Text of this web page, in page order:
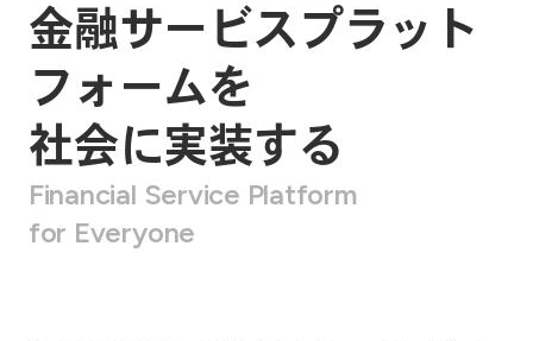
金融サービスプラット
フォームを
社会に実装する
Financial Service Platform
for Everyone